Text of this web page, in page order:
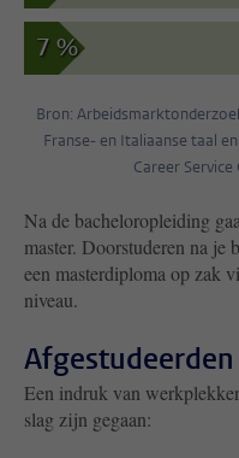
7 %
Bron:
Franse- en Italiaanse taal
Career
Na de bacheloropleiding
master. Doorstuderen na je
een masterdiploma op zak
niveau.
Een indruk van
slag zijn gegaan: